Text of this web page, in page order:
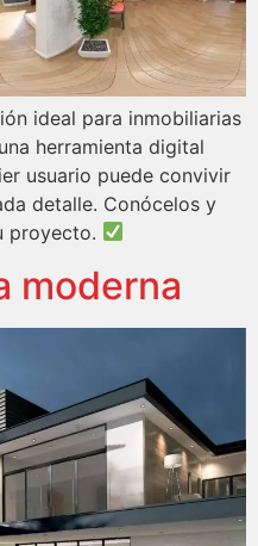
ideal para inmobiliarias
herramienta digital
usuario puede convivir
detalle. Conócelos y
proyecto.
moderna